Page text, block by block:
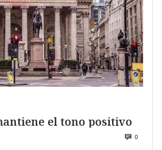
el tono positivo
0